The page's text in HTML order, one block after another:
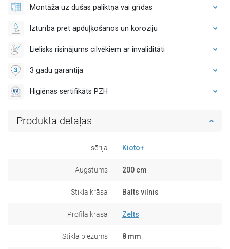
Montāža uz dušas paliktņa vai grīdas
Izturība pret apduļķošanos un koroziju
Lielisks risinājums cilvēkiem ar invaliditāti
3 gadu garantija
Higiēnas sertifikāts PZH
Produkta detaļas
sērija Kioto+
Augstums 200 cm
Stikla krāsa Balts vilnis
Profila krāsa Zelts
Stikla biezums 8 mm